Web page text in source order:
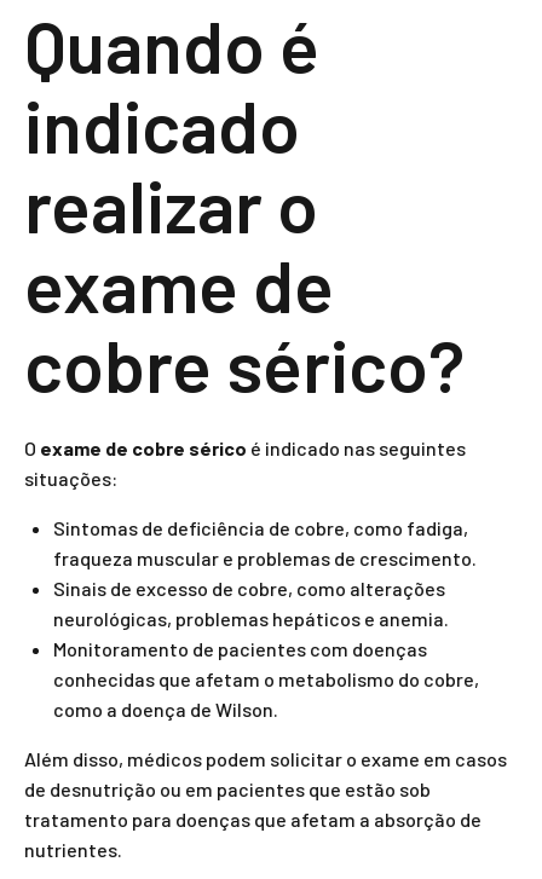
Quando é
indicado
realizar o
exame de
cobre sérico?
O exame de cobre sérico é indicado nas seguintes
situações:
Sintomas de deficiência de cobre, como fadiga,
fraqueza muscular e problemas de crescimento.
Sinais de excesso de cobre, como alterações
neurológicas, problemas hepáticos e anemia.
Monitoramento de pacientes com doenças
conhecidas que afetam o metabolismo do cobre,
como a doença de Wilson.
Além disso, médicos podem solicitar o exame em casos
de desnutrição ou em pacientes que estão sob
tratamento para doenças que afetam a absorção de
nutrientes.